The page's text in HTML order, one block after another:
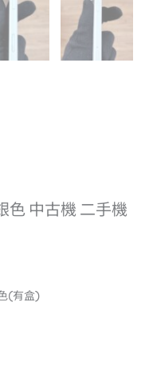
色 中古機 二手機
(有盒)